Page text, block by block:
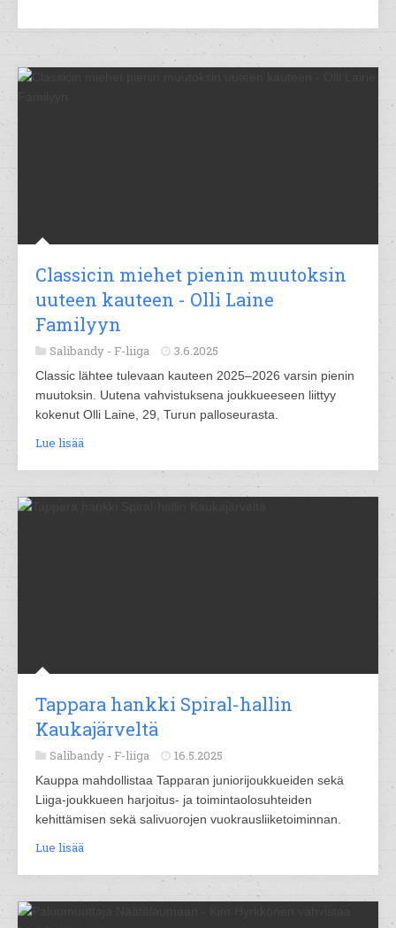
Classicin miehet pienin muutoksin
uuteen kauteen - Olli Laine
Familyyn
Salibandy - F-liiga 3.6.2025
Classic lähtee tulevaan kauteen 2025–2026 varsin pienin
muutoksin. Uutena vahvistuksena joukkueeseen liittyy
kokenut Olli Laine, 29, Turun palloseurasta.
Lue lisää
Tappara hankki Spiral-hallin
Kaukajärveltä
Salibandy - F-liiga 16.5.2025
Kauppa mahdollistaa Tapparan juniorijoukkueiden sekä
Liiga-joukkueen harjoitus- ja toimintaolosuhteiden
kehittämisen sekä salivuorojen vuokrausliiketoiminnan.
Lue lisää